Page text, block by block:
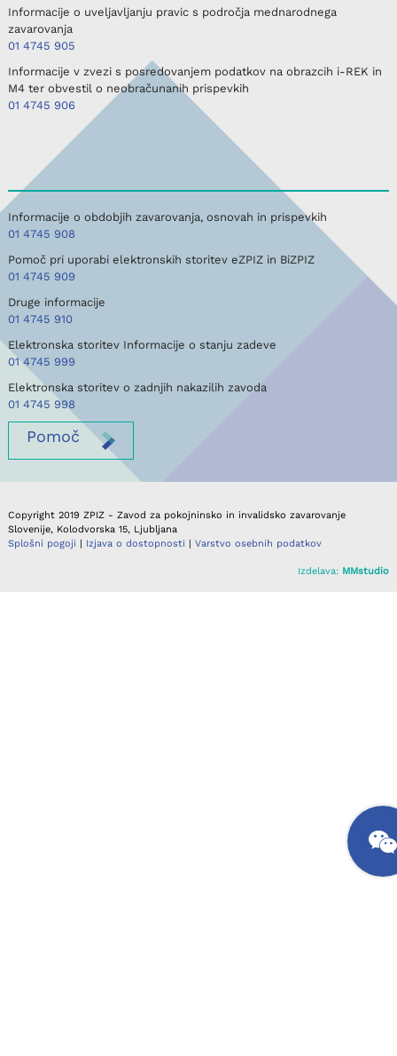
Informacije o uveljavljanju pravic s področja mednarodnega
zavarovanja
01 4745 905
Informacije v zvezi s posredovanjem podatkov na obrazcih i-REK in
M4 ter obvestil o neobračunanih prispevkih
01 4745 906
Informacije o obdobjih zavarovanja, osnovah in prispevkih
01 4745 908
Pomoč pri uporabi elektronskih storitev eZPIZ in BiZPIZ
01 4745 909
Druge informacije
01 4745 910
Elektronska storitev Informacije o stanju zadeve
01 4745 999
Elektronska storitev o zadnjih nakazilih zavoda
01 4745 998
Pomoč
Copyright 2019 ZPIZ - Zavod za pokojninsko in invalidsko zavarovanje
Slovenije, Kolodvorska 15, Ljubljana
Splošni pogoji
Izjava o dostopnosti Varstvo osebnih podatkov
Izdelava: MMstudio